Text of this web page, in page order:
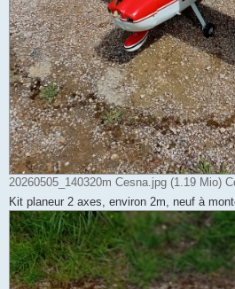
20260505_140320m Cesna.jpg (1.19 Mio)
Kit planeur 2 axes, environ 2m, neuf à